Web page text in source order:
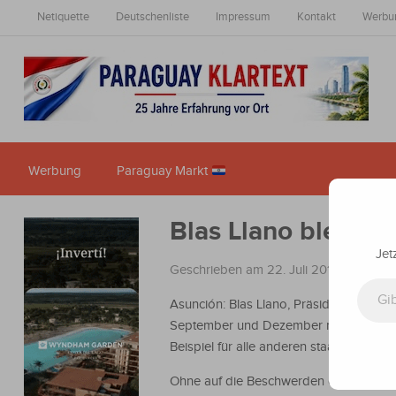
Netiquette Deutschenliste Impressum Kontakt
Werbung Paraguay Markt
Blas Llano bleibt
Geschrieben am 22. Juli 2014
Asunción: Blas Llano, Präsident des
September und Dezember nicht
Beispiel für alle anderen staatlichen
Ohne auf die Beschwerden der